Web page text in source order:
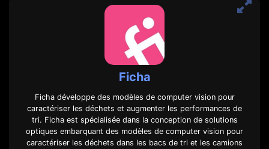
Ficha
Ficha développe des modèles de computer vision pour
caractériser les déchets et augmenter les performances de
tri. Ficha est spécialisée dans la conception de solutions
optiques embarquant des modèles de computer vision pour
caractériser les déchets dans les bacs de tri et les camions